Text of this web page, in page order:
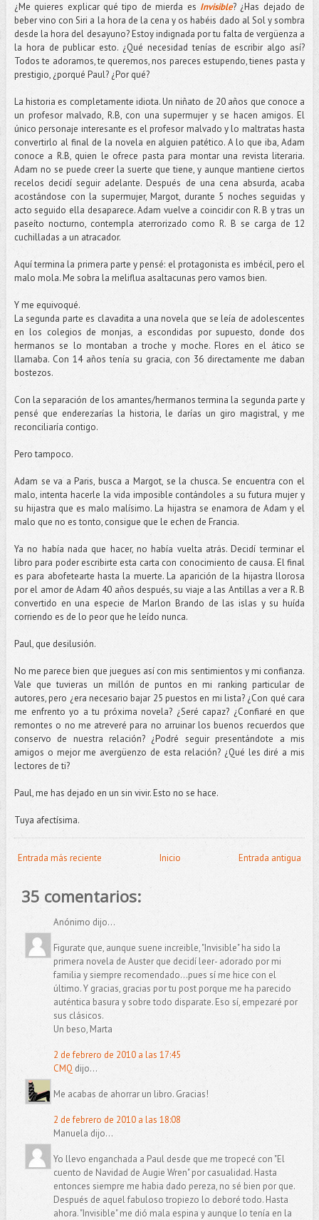
¿Me quieres explicar qué tipo de mierda es Invisible? ¿Has dejado de
beber vino con Siri a la hora de la cena y os habéis dado al Sol y sombra
desde la hora del desayuno? Estoy indignada por tu falta de vergüenza a
la hora de publicar esto. ¿Qué necesidad tenías de escribir algo así?
Todos te adoramos, te queremos, nos pareces estupendo, tienes pasta y
prestigio, ¿porqué Paul? ¿Por qué?
La historia es completamente idiota. Un niñato de 20 años que conoce a
un profesor malvado, R.B, con una supermujer y se hacen amigos. El
único personaje interesante es el profesor malvado y lo maltratas hasta
convertirlo al final de la novela en alguien patético. A lo que iba, Adam
conoce a R.B, quien le ofrece pasta para montar una revista literaria.
Adam no se puede creer la suerte que tiene, y aunque mantiene ciertos
recelos decidí seguir adelante. Después de una cena absurda, acaba
acostándose con la supermujer, Margot, durante 5 noches seguidas y
acto seguido ella desaparece. Adam vuelve a coincidir con R. B y tras un
paseíto nocturno, contempla aterrorizado como R. B se carga de 12
cuchilladas a un atracador.
Aquí termina la primera parte y pensé: el protagonista es imbécil, pero el
malo mola. Me sobra la meliflua asaltacunas pero vamos bien.
Y me equivoqué.
La segunda parte es clavadita a una novela que se leía de adolescentes
en los colegios de monjas, a escondidas por supuesto, donde dos
hermanos se lo montaban a troche y moche. Flores en el ático se
llamaba. Con 14 años tenía su gracia, con 36 directamente me daban
bostezos.
Con la separación de los amantes/hermanos termina la segunda parte y
pensé que enderezarías la historia, le darías un giro magistral, y me
reconciliaría contigo.
Pero tampoco.
Adam se va a Paris, busca a Margot, se la chusca. Se encuentra con el
malo, intenta hacerle la vida imposible contándoles a su futura mujer y
su hijastra que es malo malísimo. La hijastra se enamora de Adam y el
malo que no es tonto, consigue que le echen de Francia.
Ya no había nada que hacer, no había vuelta atrás. Decidí terminar el
libro para poder escribirte esta carta con conocimiento de causa. El final
es para abofetearte hasta la muerte. La aparición de la hijastra llorosa
por el amor de Adam 40 años después, su viaje a las Antillas a ver a R. B
convertido en una especie de Marlon Brando de las islas y su huída
corriendo es de lo peor que he leído nunca.
Paul, que desilusión.
No me parece bien que juegues así con mis sentimientos y mi confianza.
Vale que tuvieras un millón de puntos en mi ranking particular de
autores, pero ¿era necesario bajar 25 puestos en mi lista? ¿Con qué cara
me enfrento yo a tu próxima novela? ¿Seré capaz? ¿Confiaré en que
remontes o no me atreveré para no arruinar los buenos recuerdos que
conservo de nuestra relación? ¿Podré seguir presentándote a mis
amigos o mejor me avergüenzo de esta relación? ¿Qué les diré a mis
lectores de ti?
Paul, me has dejado en un sin vivir. Esto no se hace.
Tuya afectísima.
Entrada más reciente Entrada antigua
Inicio
35 comentarios:
Anónimo dijo...
Figurate que, aunque suene increible, "Invisible" ha sido la
primera novela de Auster que decidí leer- adorado por mi
familia y siempre recomendado...pues sí me hice con el
último. Y gracias, gracias por tu post porque me ha parecido
auténtica basura y sobre todo disparate. Eso sí, empezaré por
sus clásicos.
Un beso, Marta
2 de febrero de 2010 a las 17:45
CMQ dijo...
Me acabas de ahorrar un libro. Gracias!
2 de febrero de 2010 a las 18:08
Manuela dijo...
Yo llevo enganchada a Paul desde que me tropecé con "El
cuento de Navidad de Augie Wren" por casualidad. Hasta
entonces siempre me habia dado pereza, no sé bien por que.
Después de aquel fabuloso tropiezo lo deboré todo. Hasta
ahora. "Invisible" me dió mala espina y aunque lo tenía en la